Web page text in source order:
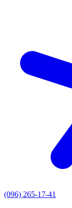
(096) 265-17-41